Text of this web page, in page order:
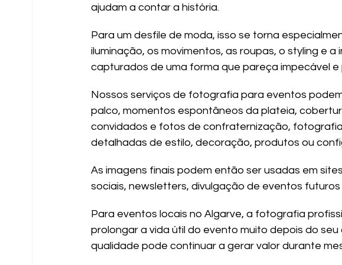
ajudam a contar a história.
Para um desfile de moda, isso se torna
iluminação, os movimentos, as roupas, o styling e
capturados de uma forma que pareça impecável e
Nossos serviços de fotografia para eventos
palco, momentos espontâneos da plateia,
convidados e fotos de confraternização,
detalhadas de estilo, decoração, produtos ou
As imagens finais podem então ser usadas em
sociais, newsletters, divulgação de eventos
Para eventos locais no Algarve, a fotografia
prolongar a vida útil do evento muito depois do seu
qualidade pode continuar a gerar valor durante